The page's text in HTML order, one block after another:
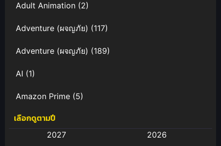
Adult Animation (2)
Adventure (ผจญภัย) (117)
Adventure (ผจญภัย) (189)
AI (1)
Amazon Prime (5)
Anal (ประตูหลัง)
เลือกดูตามปี
2027
2026